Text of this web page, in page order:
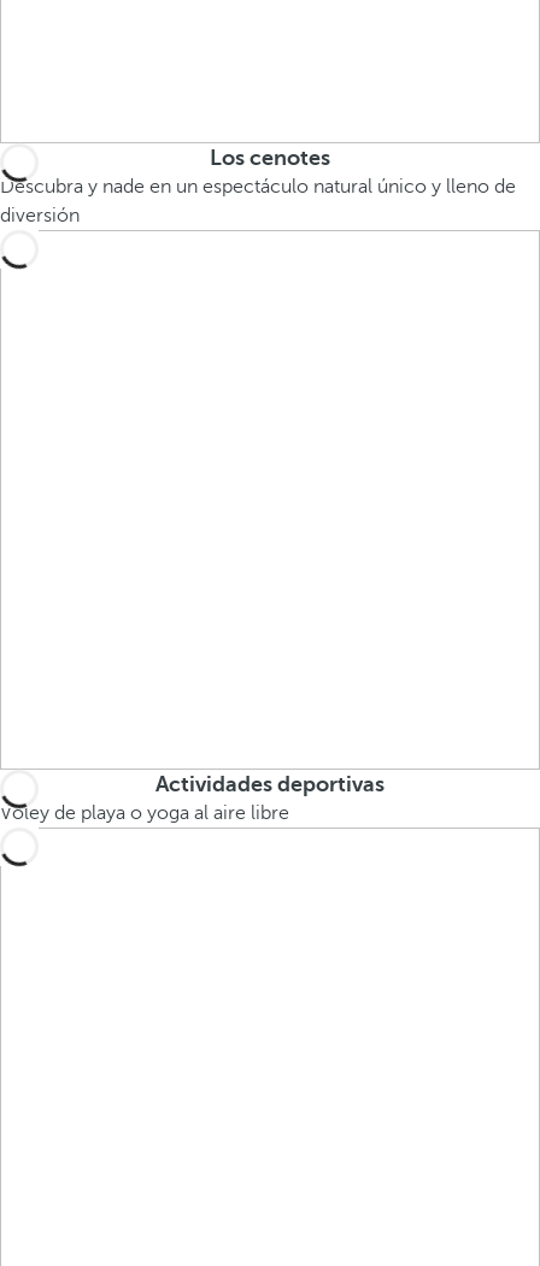
Los cenotes
Descubra y nade en un espectáculo natural único y lleno de
diversión
Actividades deportivas
Vóley de playa o yoga al aire libre